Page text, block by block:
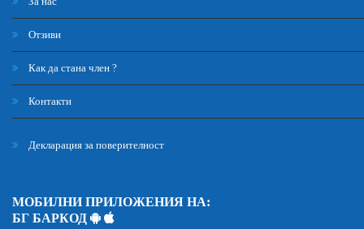
Отзиви
Как да стана член ?
Контакти
Декларация за поверителност
МОБИЛНИ ПРИЛОЖЕНИЯ НА:
БГ БАРКОД